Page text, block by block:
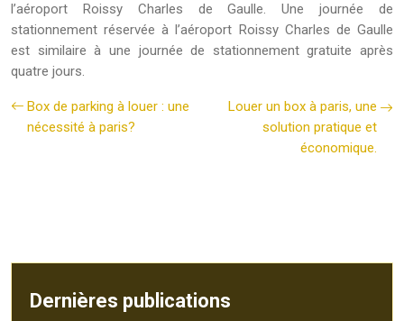
l’aéroport Roissy Charles de Gaulle. Une journée de
stationnement réservée à l’aéroport Roissy Charles de Gaulle
est similaire à une journée de stationnement gratuite après
quatre jours.
Box de parking à louer : une
nécessité à paris?
Louer un box à paris, une
solution pratique et
économique.
Dernières publications